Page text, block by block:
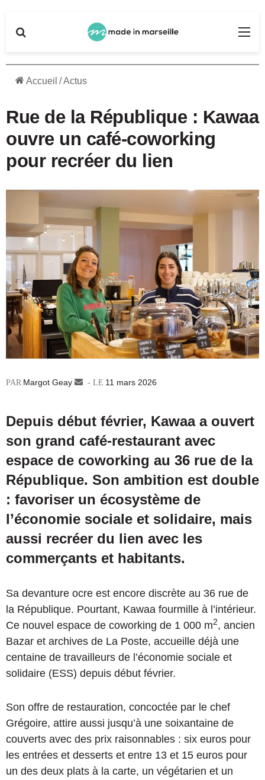
Accueil /Actus
Rue de la République : Kawaa
ouvre un café-coworking
pour recréer du lien
Margot Geay
Envoyer11 mars 2026
Depuis début février, Kawaa a ouvert
son grand café-restaurant avec
espace de coworking au 36 rue de la
République. Son ambition est double
: favoriser un écosystème de
l’économie sociale et solidaire, mais
aussi recréer du lien avec les
commerçants et habitants.
Sa devanture ocre est encore discrète au 36 rue de
la République. Pourtant, Kawaa fourmille à l’intérieur.
Ce nouvel espace de coworking de 1 000 m2, ancien
Bazar et archives de La Poste, accueille déjà une
centaine de travailleurs de l’économie sociale et
solidaire (ESS) depuis début février.
Son offre de restauration, concoctée par le chef
Grégoire, attire aussi jusqu’à une soixantaine de
couverts avec des prix raisonnables : six euros pour
les entrées et desserts et entre 13 et 15 euros pour
un des deux plats à la carte, un végétarien et un